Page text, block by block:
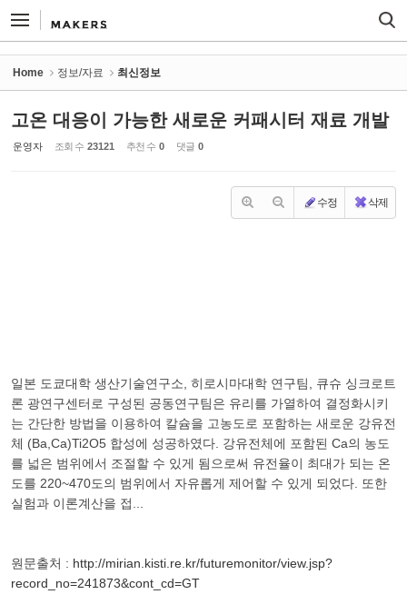
Home 정보/자료 최신정보
고온 대응이 가능한 새로운 커패시터 재료 개발
운영자 조회 수 23121 추천 수 0 댓글 0
수정 삭제
일본 도쿄대학 생산기술연구소, 히로시마대학 연구팀, 큐슈 싱크로트
론 광연구센터로 구성된 공동연구팀은 유리를 가열하여 결정화시키
는 간단한 방법을 이용하여 칼슘을 고농도로 포함하는 새로운 강유전
체 (Ba,Ca)Ti2O5 합성에 성공하였다. 강유전체에 포함된 Ca의 농도
를 넓은 범위에서 조절할 수 있게 됨으로써 유전율이 최대가 되는 온
도를 220~470도의 범위에서 자유롭게 제어할 수 있게 되었다. 또한
실험과 이론계산을 접...
원문출처 : http://mirian.kisti.re.kr/futuremonitor/view.jsp?
record_no=241873&cont_cd=GT